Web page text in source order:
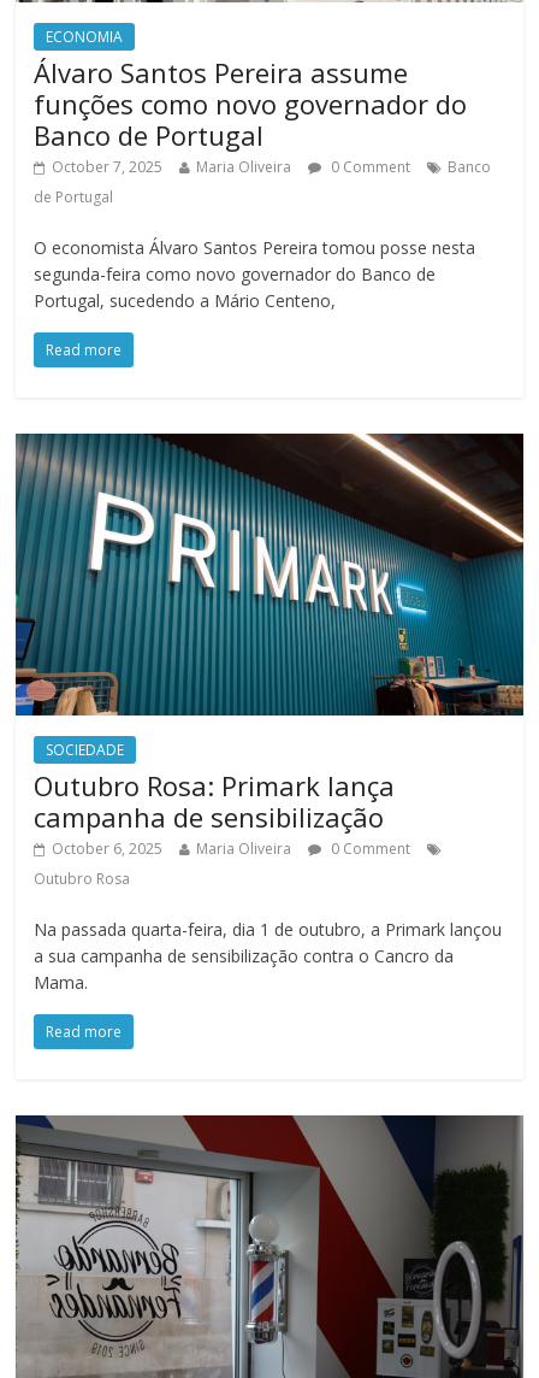
ECONOMIA
Álvaro Santos Pereira assume
funções como novo governador do
Banco de Portugal
October 7, 2025 Maria Oliveira 0 Comment
Banco
de Portugal
O economista Álvaro Santos Pereira tomou posse nesta
segunda-feira como novo governador do Banco de
Portugal, sucedendo a Mário Centeno,
Read more
SOCIEDADE
Outubro Rosa: Primark lança
campanha de sensibilização
October 6, 2025 Maria Oliveira
0 Comment
Outubro Rosa
Na passada quarta-feira, dia 1 de outubro, a Primark lançou
a sua campanha de sensibilização contra o Cancro da
Mama.
Read more